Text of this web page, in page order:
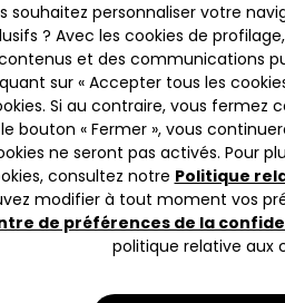
souhaitez personnaliser votre
? Avec les cookies de
et des communications
sur « Accepter tous les
Si au contraire, vous fermez
bouton « Fermer », vous
ne seront pas activés. Pour
consultez notre Politique
modifier à tout moment vos
de préférences de la
politique relative aux